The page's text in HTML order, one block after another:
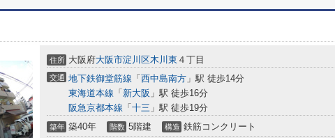
住所 大阪府大阪市淀川区木川東 ４丁目
交通 地下鉄御堂筋線 「 西中島南方 」駅 徒歩14分
東海道本線 「 新大阪 」駅 徒歩16分
阪急京都本線 「 十三 」駅 徒歩19分
築年 築40年 階数 5階建 構造 鉄筋コンクリート